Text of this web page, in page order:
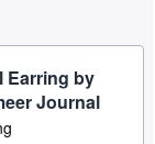
Earring by
Journal